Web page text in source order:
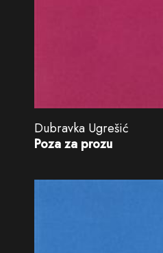
Dubravka Ugrešić
Poza za prozu